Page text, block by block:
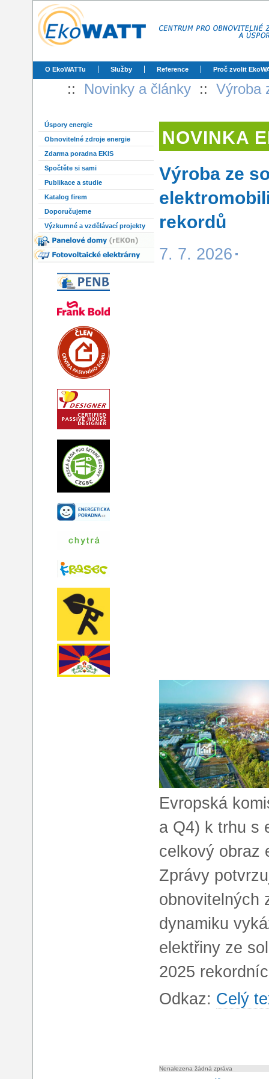
O EkoWATTu Služby Reference Proč zvolit
:: Novinky a články :: Výroba
Úspory energie
Obnovitelné zdroje energie
Zdarma poradna EKIS
Spočtěte si sami
Publikace a studie
Katalog firem
Doporučujeme
Výzkumné a vzdělávací projekty
NOVINKA
Výroba ze
rekordů
7. 7. 2026
Evropská
a Q4) k trhu s
celkový obraz
Zprávy
obnovitelných
dynamiku
elektřiny ze
2025
Odkaz: Celý
Nenalezena žádná zpráva